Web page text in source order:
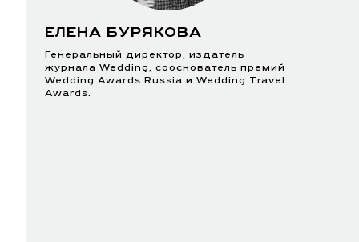
ЕЛЕНА БУРЯКОВА
Генеральный директор, издатель
журнала Wedding, сооснователь премий
Wedding Awards Russia и Wedding Travel
Awards.